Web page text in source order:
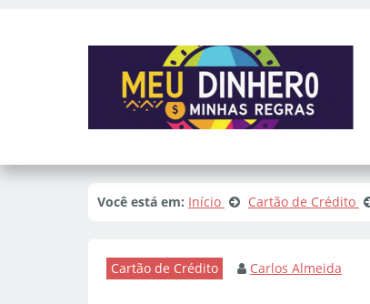
Você está em: Início Cartão de Crédito
Cartão de Crédito Carlos Almeida